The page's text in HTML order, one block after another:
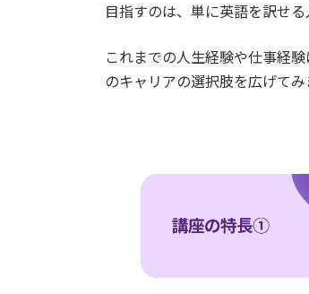
目指すのは、単に英語を訳せ
これまでの人生経験や仕事経
のキャリアの選択肢を広げてみ